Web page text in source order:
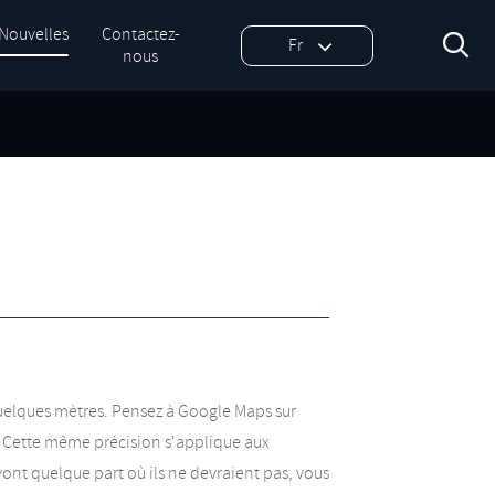
Contactez-
nous
Fr 
mètres. Pensez à Google Maps sur
même précision s'applique aux
quelque part où ils ne devraient pas, vous